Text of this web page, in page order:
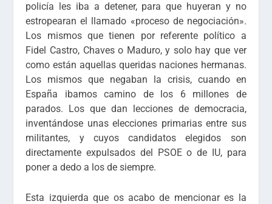
policía les iba a detener, para que huyeran y no
estropearan el llamado «proceso de negociación».
Los mismos que tienen por referente político a
Fidel Castro, Chaves o Maduro, y solo hay que ver
como están aquellas queridas naciones hermanas.
Los mismos que negaban la crisis, cuando en
España ibamos camino de los 6 millones de
parados. Los que dan lecciones de democracia,
inventándose unas elecciones primarias entre sus
militantes, y cuyos candidatos elegidos son
directamente expulsados del PSOE o de IU, para
poner a dedo a los de siempre.
Esta izquierda que os acabo de mencionar es la